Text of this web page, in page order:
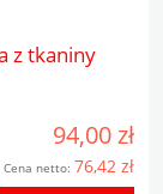
z tkaniny
94,00 zł
Cena netto: 76,42 zł